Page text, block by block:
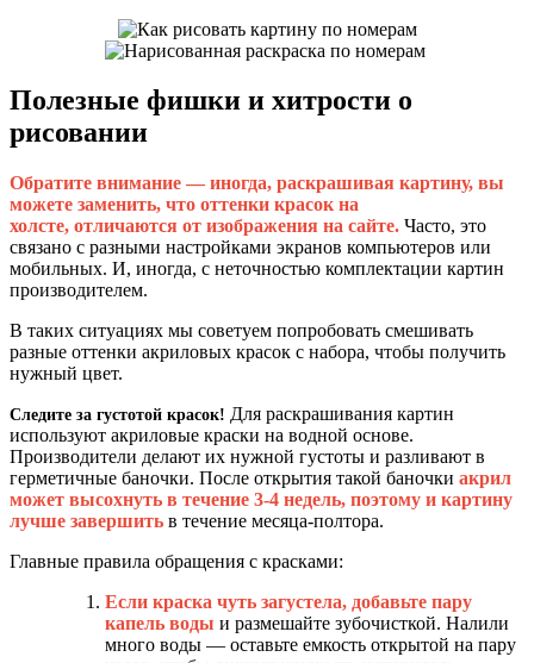
Полезные фишки и хитрости о
рисовании
Обратите внимание — иногда, раскрашивая картину, вы
можете заменить, что оттенки красок на
холсте, отличаются от изображения на сайте. Часто, это
связано с разными настройками экранов компьютеров или
мобильных. И, иногда, с неточностью комплектации картин
производителем.
В таких ситуациях мы советуем попробовать смешивать
разные оттенки акриловых красок с набора, чтобы получить
нужный цвет.
Следите за густотой красок! Для раскрашивания картин
используют акриловые краски на водной основе.
Производители делают их нужной густоты и разливают в
герметичные баночки. После открытия такой баночки акрил
может высохнуть в течение 3-4 недель, поэтому и картину
лучше завершить в течение месяца-полтора.
Главные правила обращения с красками:
Если краска чуть загустела, добавьте пару
капель воды и размешайте зубочисткой. Налили
много воды — оставьте емкость открытой на пару